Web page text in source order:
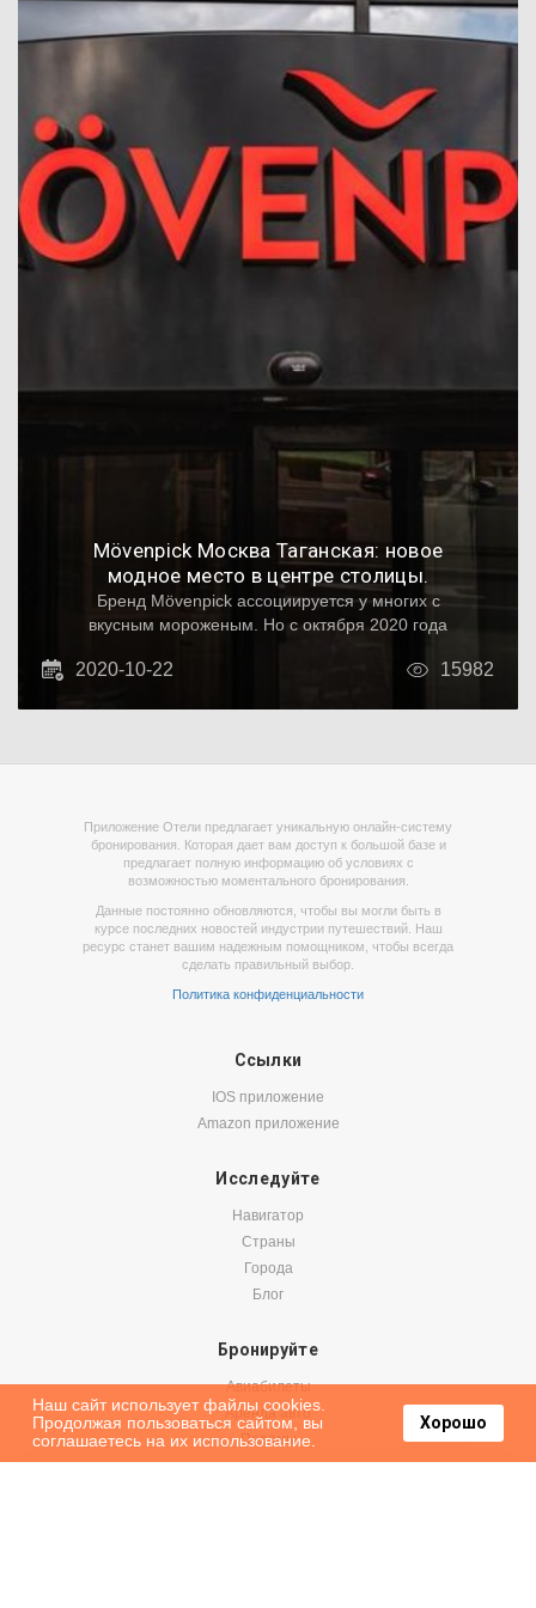
Mövenpick Москва Таганская: новое
модное место в центре столицы.
Бренд Mövenpick ассоциируется у многих с
вкусным мороженым. Но с октября 2020 года
другому позиционированию. Под этим
2020-10-22 15982
Приложение Отели предлагает уникальную онлайн-систему
бронирования. Которая дает вам доступ к большой базе и
предлагает полную информацию об условиях с
возможностью моментального бронирования.
Данные постоянно обновляются, чтобы вы могли быть в
курсе последних новостей индустрии путешествий. Наш
ресурс станет вашим надежным помощником, чтобы всегда
сделать правильный выбор.
Политика конфиденциальности
Ссылки
IOS приложение
Amazon приложение
Исследуйте
Навигатор
Страны
Города
Блог
Бронируйте
Авиабилеты
Аренда авто
Паромы
Наш сайт использует файлы cookies.
Продолжая пользоваться сайтом, вы
соглашаетесь на их использование.
Хорошо